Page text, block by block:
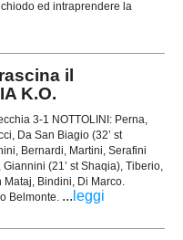
ed intraprendere la
il
K.O.
3-1 NOTTOLINI: Perna,
Da San Biagio (32’ st
Bernardi, Martini, Serafini
Giannini (21’ st Shaqia), Tiberio,
Mataj, Bindini, Di Marco.
Belmonte. ... leggi